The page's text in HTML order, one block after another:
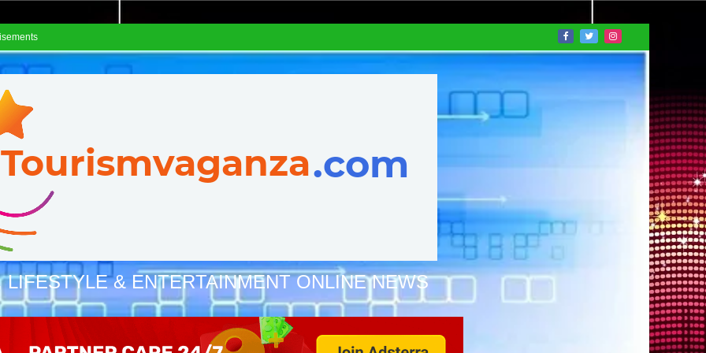
LIFESTYLE & ENTERTAINMENT ONLINE NEWS